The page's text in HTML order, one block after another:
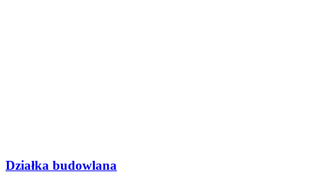
Działka budowlana